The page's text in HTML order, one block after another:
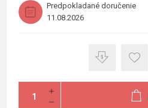
Predpokladané doručenie
11.08.2026